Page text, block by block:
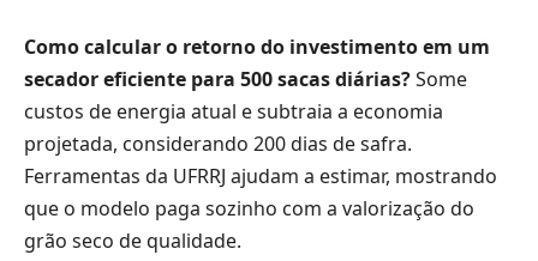
Como calcular o retorno do investimento em um
secador eficiente para 500 sacas diárias?Some
custos de energia atual e subtraia a economia
projetada, considerando 200 dias de safra.
Ferramentas da UFRRJ ajudam a estimar, mostrando
que o modelo paga sozinho com a valorização do
grão seco de qualidade.